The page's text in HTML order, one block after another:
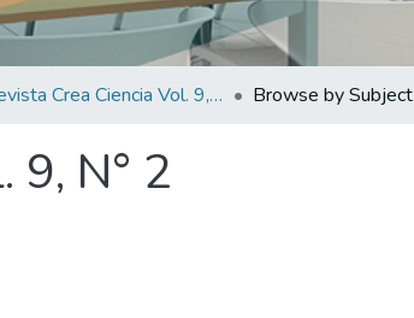
Revista Crea Ciencia Vol. 9, N° 2 Browse by Subject
9, N° 2